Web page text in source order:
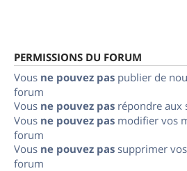
PERMISSIONS DU FORUM
Vous ne pouvez pas publier de
forum
Vous ne pouvez pas répondre aux
Vous ne pouvez pas modifier vos
forum
Vous ne pouvez pas supprimer
forum